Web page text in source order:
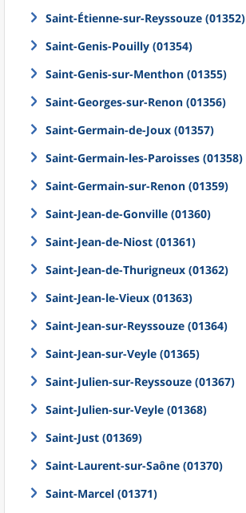
Saint-Étienne-sur-Reyssouze (01352)
Saint-Genis-Pouilly (01354)
Saint-Genis-sur-Menthon (01355)
Saint-Georges-sur-Renon (01356)
Saint-Germain-de-Joux (01357)
Saint-Germain-les-Paroisses (01358)
Saint-Germain-sur-Renon (01359)
Saint-Jean-de-Gonville (01360)
Saint-Jean-de-Niost (01361)
Saint-Jean-de-Thurigneux (01362)
Saint-Jean-le-Vieux (01363)
Saint-Jean-sur-Reyssouze (01364)
Saint-Jean-sur-Veyle (01365)
Saint-Julien-sur-Reyssouze (01367)
Saint-Julien-sur-Veyle (01368)
Saint-Just (01369)
Saint-Laurent-sur-Saône (01370)
Saint-Marcel (01371)